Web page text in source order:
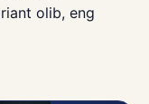
olib, eng